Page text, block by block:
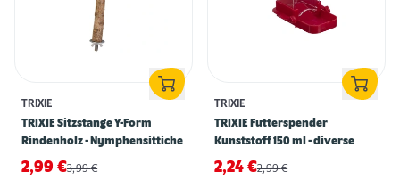
TRIXIE
TRIXIE Sitzstange Y-Form
Rindenholz - Nymphensittiche
2,99 €3,99€
TRIXIE
TRIXIE Futterspender
Kunststoff 150 ml - diverse
2,24 €2,99€